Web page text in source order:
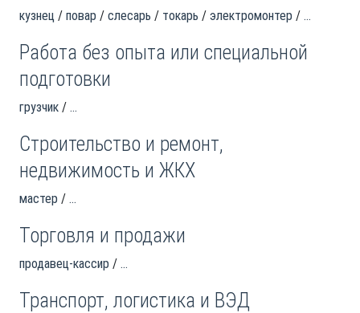
кузнец повар слесарь токарь электромонтер ...
Работа без опыта или специальной
подготовки
грузчик ...
Строительство и ремонт,
недвижимость и ЖКХ
мастер ...
Торговля и продажи
продавец-кассир ...
Транспорт, логистика и ВЭД